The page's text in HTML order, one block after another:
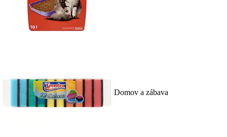
Domov a zábava